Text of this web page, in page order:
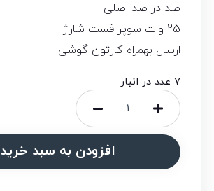
صد در صد اصلی
25 وات سوپر فست شارژ
ارسال بهمراه کارتون گوشی
7 عدد در انبار
افزودن به سبد خرید